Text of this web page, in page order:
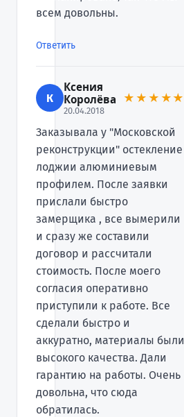
всем довольны.
Ответить
К
Ксения
Королёва
20.04.2018
★★★★★
Заказывала у "Московской
реконструкции" остекление
лоджии алюминиевым
профилем. После заявки
прислали быстро
замерщика , все вымерили
и сразу же составили
договор и рассчитали
стоимость. После моего
согласия оперативно
приступили к работе. Все
сделали быстро и
аккуратно, материалы были
высокого качества. Дали
гарантию на работы. Очень
довольна, что сюда
обратилась.